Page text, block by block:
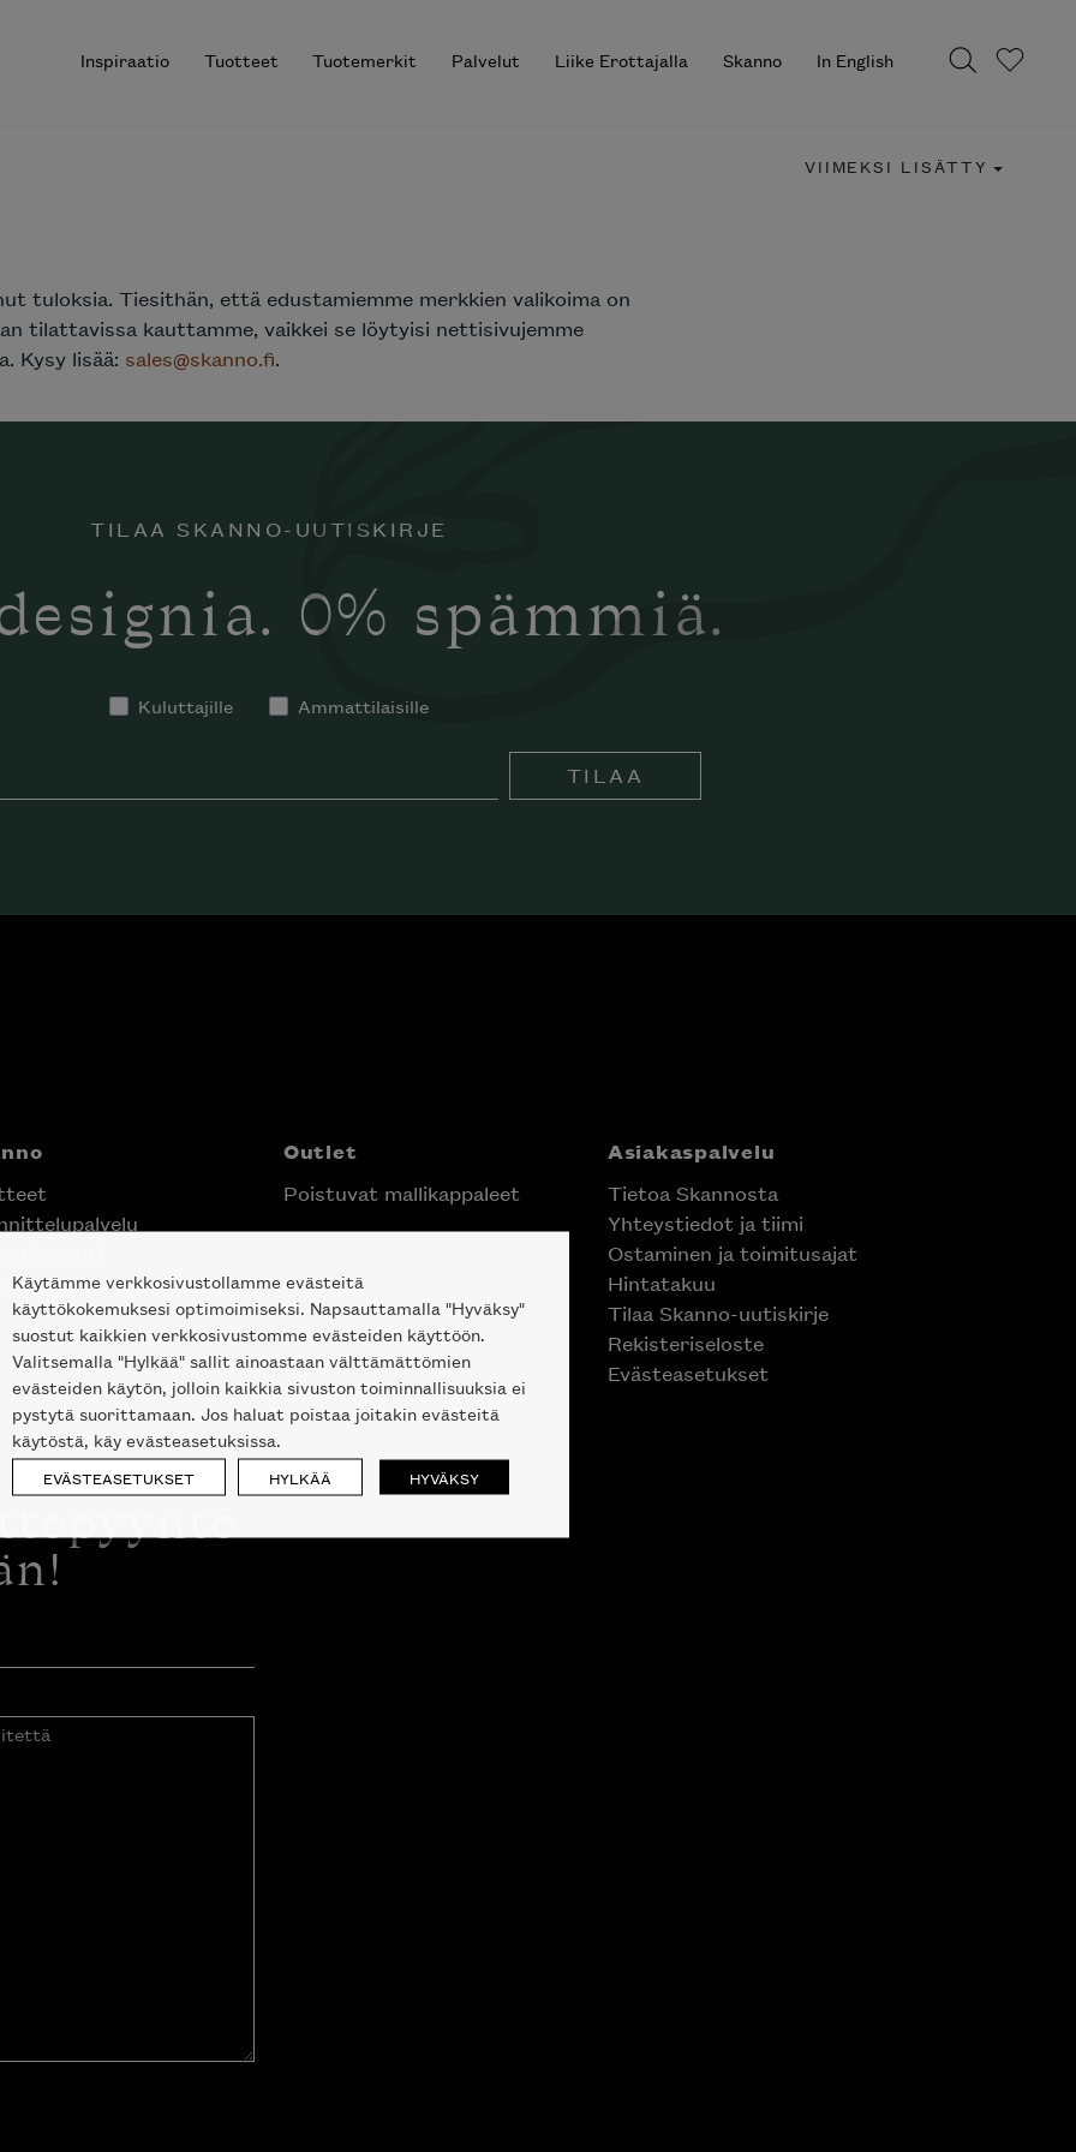
Inspiraatio Tuotteet Tuotemerkit Palvelut Liike Erottajalla Skanno In English
VIIMEKSI LISÄTTY
tuloksia. Tiesithän, että edustamiemme merkkien valikoima on
tilattavissa kauttamme, vaikkei se löytyisi nettisivujemme
Kysy lisää: sales@skanno.fi.
TILAA SKANNO-UUTISKIRJE
0% spämmiä.
Kuluttajille Ammattilaisille
TILAA
Helsingin keskustassa
Outlet
Poistuvat mallikappaleet
Asiakaspalvelu
Tietoa Skannosta
Yhteystiedot ja tiimi
Ostaminen ja toimitusajat
Hintatakuu
Tilaa Skanno-uutiskirje
Rekisteriseloste
Evästeasetukset
Käytämme verkkosivustollamme evästeitä
käyttökokemuksesi optimoimiseksi. Napsauttamalla "Hyväksy"
suostut kaikkien verkkosivustomme evästeiden käyttöön.
Valitsemalla "Hylkää" sallit ainoastaan välttämättömien
evästeiden käytön, jolloin kaikkia sivuston toiminnallisuuksia ei
pystytä suorittamaan. Jos haluat poistaa joitakin evästeitä
käytöstä, käy evästeasetuksissa.
EVÄSTEASETUKSET HYLKÄÄ HYVÄKSY